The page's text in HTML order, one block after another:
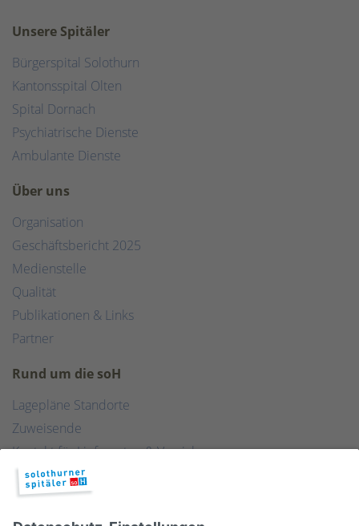
Unsere Spitäler
Bürgerspital Solothurn
Kantonsspital Olten
Spital Dornach
Psychiatrische Dienste
Ambulante Dienste
Über uns
Organisation
Geschäftsbericht 2025
Medienstelle
Qualität
Publikationen & Links
Partner
Rund um die soH
Lagepläne Standorte
Zuweisende
Kontakt für Lieferanten & Versicherungen
Zentralwäscherei
HEBSORG
Spital Club